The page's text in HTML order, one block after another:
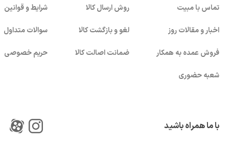
تماس با مبیت
اخبار و مقالات روز
فروش عمده به همکار
شعبه حضوری
روش ارسال کالا
لغو و بازگشت کالا
ضمانت اصالت کالا
شرایط و قوانین
سوالات متداول
حریم خصوصی
با ما همراه باشید